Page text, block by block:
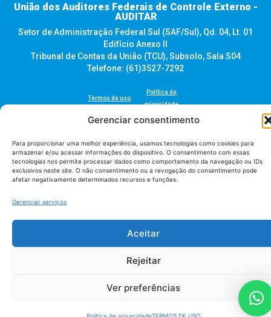
Gerenciar consentimento
Para proporcionar uma melhor experiência, usamos tecnologias como cookies para
armazenar e/ou acessar informações do dispositivo. O consentimento com essas
tecnologias nos permite processar dados como comportamento da navegação ou IDs
exclusivos neste site. O não consentimento ou a revogação do consentimento pode
afetar negativamente determinados recursos e funções.
Gerenciar serviços
Aceitar
Rejeitar
Ver preferências
União dos Auditores Federais de Controle Externo -
AUDITAR
Setor de Administração Federal Sul (SAF/Sul), Qd. 04, Lt. 01
Edifício Anexo II
Tribunal de Contas da União (TCU), Subsolo, Sala S04
Telefone: (61)3527-7292
Termos de uso
Política de
privacidade
AUDITAR todos os direitos reservados - 2026 |Fábrica de Código